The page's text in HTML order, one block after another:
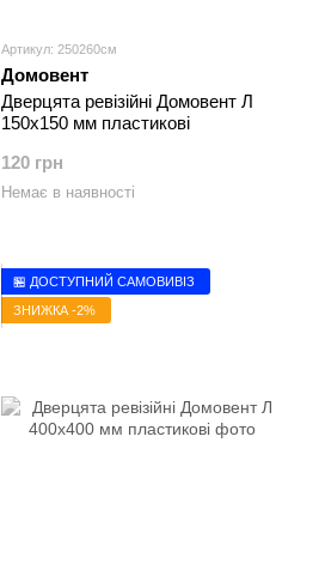
Артикул: 250260см
Домовент
Дверцята ревізійні Домовент Л
150х150 мм пластикові
120 грн
Немає в наявності
🏪 ДОСТУПНИЙ САМОВИВІЗ
ЗНИЖКА -2%